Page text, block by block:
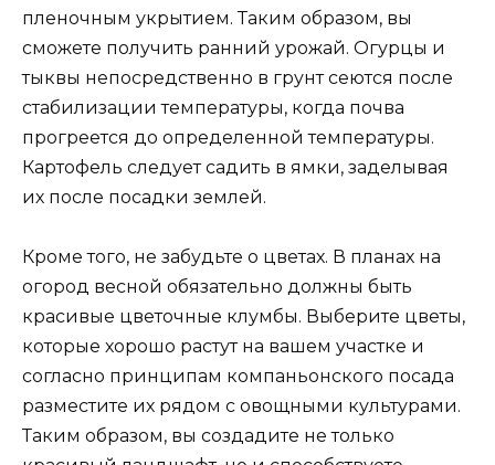
пленочным укрытием. Таким образом, вы
сможете получить ранний урожай. Огурцы и
тыквы непосредственно в грунт сеются после
стабилизации температуры, когда почва
прогреется до определенной температуры.
Картофель следует садить в ямки, заделывая
их после посадки землей.
Кроме того, не забудьте о цветах. В планах на
огород весной обязательно должны быть
красивые цветочные клумбы. Выберите цветы,
которые хорошо растут на вашем участке и
согласно принципам компаньонского посада
разместите их рядом с овощными культурами.
Таким образом, вы создадите не только